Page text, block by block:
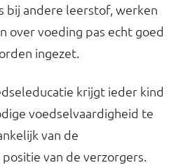
bij andere leerstof, werken
over voeding pas echt goed
ingezet.
krijgt ieder kind
voedselvaardigheid te
van de
van de verzorgers.